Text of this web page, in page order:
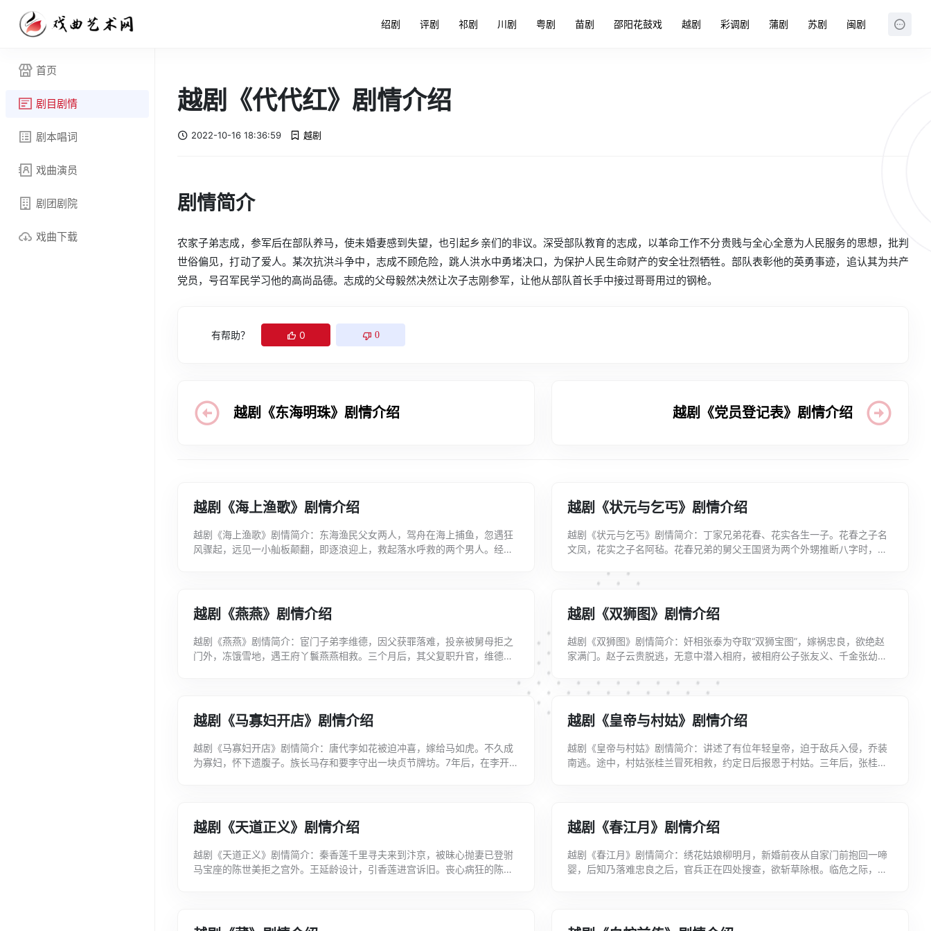
绍剧 评剧 祁剧 川剧 粤剧 苗剧 邵阳花鼓戏 越剧 彩调剧 蒲剧 苏剧 闽剧
首页
剧目剧情
剧本唱词
戏曲演员
剧团剧院
戏曲下载
越剧《代代红》剧情介绍
2022-10-16 18:36:59 越剧
剧情简介
农家子弟志成，参军后在部队养马，使未婚妻感到失望，也引起乡亲们的非议。深受部队教育的志成，以革命工作不分贵贱与全心全意为人民服务的思想，批判
世俗偏见，打动了爱人。某次抗洪斗争中，志成不顾危险，跳人洪水中勇堵决口，为保护人民生命财产的安全壮烈牺牲。部队表彰他的英勇事迹，追认其为共产
党员，号召军民学习他的高尚品德。志成的父母毅然决然让次子志刚参军，让他从部队首长手中接过哥哥用过的钢枪。
有帮助？ 0 0
越剧《东海明珠》剧情介绍 越剧《党员登记表》剧情介绍
越剧《海上渔歌》剧情介绍
越剧《海上渔歌》剧情简介：东海渔民父女两人，驾舟在海上捕鱼，忽遇狂
风骤起，远见一小舢板颠翻，即逐浪迎上，救起落水呼救的两个男人。经一
越剧《状元与乞丐》剧情介绍
越剧《状元与乞丐》剧情简介：丁家兄弟花春、花实各生一子。花春之子名
文凤，花实之子名阿毡。花春兄弟的舅父王国贤为两个外甥推断八字时，误
越剧《燕燕》剧情介绍
越剧《燕燕》剧情简介：宦门子弟李维德，因父获罪落难，投亲被舅母拒之
门外，冻饿雪地，遇王府丫鬟燕燕相救。三个月后，其父复职升官，维德来
越剧《双狮图》剧情介绍
越剧《双狮图》剧情简介：奸相张泰为夺取“双狮宝图”，嫁祸忠良，欲绝赵
家满门。赵子云贵脱逃，无意中潜入相府，被相府公子张友义、千金张幼梅
越剧《马寡妇开店》剧情介绍
越剧《马寡妇开店》剧情简介：唐代李如花被迫冲喜，嫁给马如虎。不久成
为寡妇，怀下遗腹子。族长马存和要李守出一块贞节牌坊。7年后，在李开设
越剧《皇帝与村姑》剧情介绍
越剧《皇帝与村姑》剧情简介：讲述了有位年轻皇帝，迫于敌兵入侵，乔装
南逃。途中，村姑张桂兰冒死相救，约定日后报恩于村姑。三年后，张桂兰
越剧《天道正义》剧情介绍
越剧《天道正义》剧情简介：秦香莲千里寻夫来到汴京，被昧心抛妻已登驸
马宝座的陈世美拒之宫外。王延龄设计，引香莲进宫诉旧。丧心病狂的陈世
越剧《春江月》剧情介绍
越剧《春江月》剧情简介：绣花姑娘柳明月，新婚前夜从自家门前抱回一啼
婴，后知乃落难忠良之后，官兵正在四处搜查，欲斩草除根。临危之际，柳